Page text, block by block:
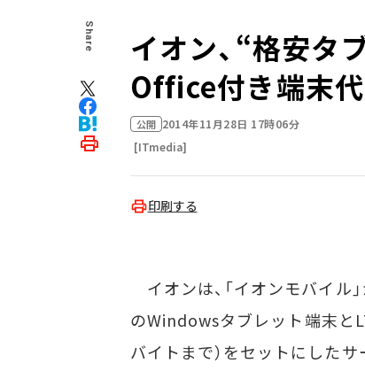
Share
イオン、“格安タ
Office付き端末
公開 2014年11月28日 17時06分
[ITmedia]
印刷する
イオンは、「イオンモバイル
のWindowsタブレット端末と
バイトまで）をセットにしたサ